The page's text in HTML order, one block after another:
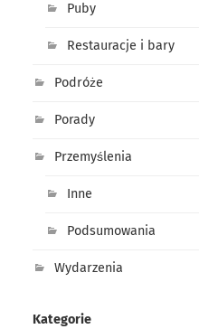
Puby
Restauracje i bary
Podróże
Porady
Przemyślenia
Inne
Podsumowania
Wydarzenia
Kategorie